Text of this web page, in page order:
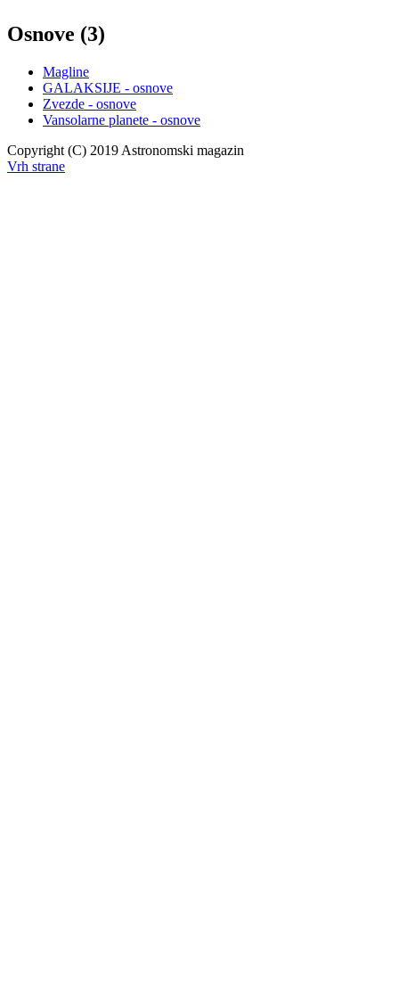
Osnove (3)
Magline
GALAKSIJE - osnove
Zvezde - osnove
Vansolarne planete - osnove
Copyright (C) 2019 Astronomski magazin
Vrh strane